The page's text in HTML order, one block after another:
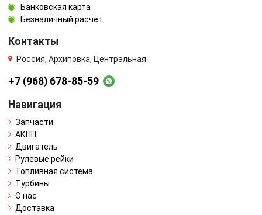
Банковская карта
Безналичный расчёт
Контакты
Россия, Архиповка, Центральная
+7 (968) 678-85-59
Навигация
Запчасти
АКПП
Двигатель
Рулевые рейки
Топливная система
Турбины
О нас
Доставка